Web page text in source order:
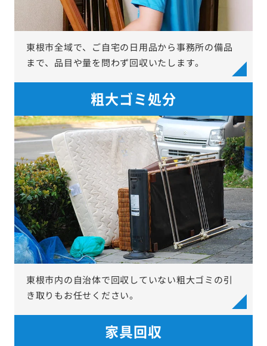
東根市全域で、ご自宅の日用品から事務所の備品
まで、品目や量を問わず回収いたします。
粗大ゴミ処分
東根市内の自治体で回収していない粗大ゴミの引
き取りもお任せください。
家具回収